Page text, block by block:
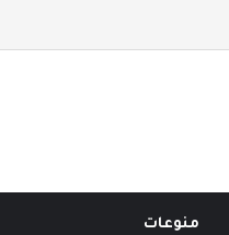
منوعات